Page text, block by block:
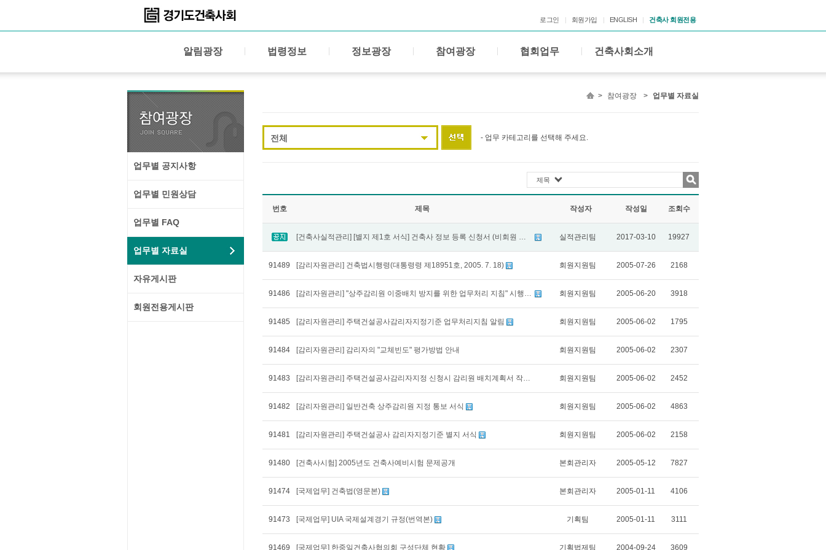
로그인 회원가입 ENGLISH 건축사 회원전용
알림광장 법령정보 정보광장 참여광장 협회업무 건축사회소개
업무별 공지사항
업무별 민원상담
업무별 FAQ
업무별 자료실
자유게시판
회원전용게시판
> 참여광장 > 업무별 자료실
전체 - 업무 카테고리를 선택해 주세요.
제목
번호 제목 작성자 작성일 조회수
[건축사실적관리] [별지 제1호 서식] 건축사 정보 등록 신청서 (비회원 신고) 실적관리팀 2017-03-10 19927
91489 [감리자원관리] 건축법시행령(대통령령 제18951호, 2005. 7. 18) 회원지원팀 2005-07-26 2168
91486 [감리자원관리] "상주감리원 이중배치 방지를 위한 업무처리 지침" 시행 안내 회원지원팀 2005-06-20 3918
91485 [감리자원관리] 주택건설공사감리자지정기준 업무처리지침 알림 회원지원팀 2005-06-02 1795
91484 [감리자원관리] 감리자의 "교체빈도" 평가방법 안내 회원지원팀 2005-06-02 2307
91483 [감리자원관리] 주택건설공사감리자지정 신청시 감리원 배치계획서 작성방법 알림 회원지원팀 2005-06-02 2452
91482 [감리자원관리] 일반건축 상주감리원 지정 통보 서식 회원지원팀 2005-06-02 4863
91481 [감리자원관리] 주택건설공사 감리자지정기준 별지 서식 회원지원팀 2005-06-02 2158
91480 [건축사시험] 2005년도 건축사예비시험 문제공개 본회관리자 2005-05-12 7827
91474 [국제업무] 건축법(영문본) 본회관리자 2005-01-11 4106
91473 [국제업무] UIA 국제설계경기 규정(번역본) 기획팀 2005-01-11 3111
91469 [국제업무] 한중일건축사협의회 구성단체 현황 기획법제팀 2004-09-24 3609